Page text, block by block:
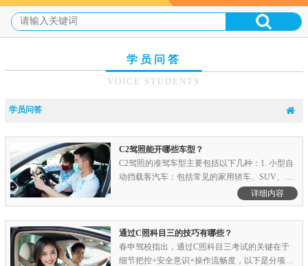
学员问答
VOICE STUDENTS
学员问答
C2驾照能开哪些车型？
C2驾照的准驾车型主要包括以下几种：1. 小型自
动挡载客汽车：包括常见的家用轿车、SUV、
MPV等，只要车辆是自动挡且总质量不超过4.5
吨、座位数不超过9座（含驾驶员座位）、车长不
超过6米。2. 微型自动挡载客汽车：通常指车长不
超过3.5米、座位数不超过4人、最大总质量不超
过1.8吨的自动挡汽车.........
详细内容
通过C照科目三的技巧有哪些？
春申驾校指出，通过C照科目三考试的关键在于
细节把控+安全意识+操作流畅度，以下是分项目